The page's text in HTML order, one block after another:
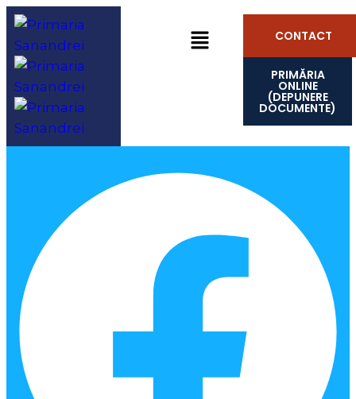
CONTACT
PRIMĂRIA
ONLINE
(DEPUNERE
DOCUMENTE)